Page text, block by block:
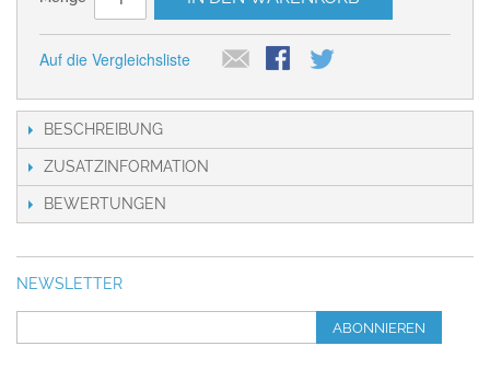
Auf die Vergleichsliste
BESCHREIBUNG
ZUSATZINFORMATION
BEWERTUNGEN
NEWSLETTER
ABONNIEREN